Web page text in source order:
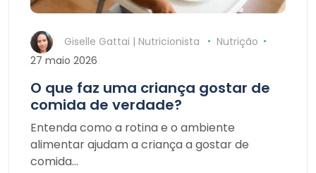
Giselle Gattai | Nutricionista
Nutrição
27 maio 2026
O que faz uma criança gostar de
comida de verdade?
Entenda como a rotina e o ambiente
alimentar ajudam a criança a gostar de
comida…